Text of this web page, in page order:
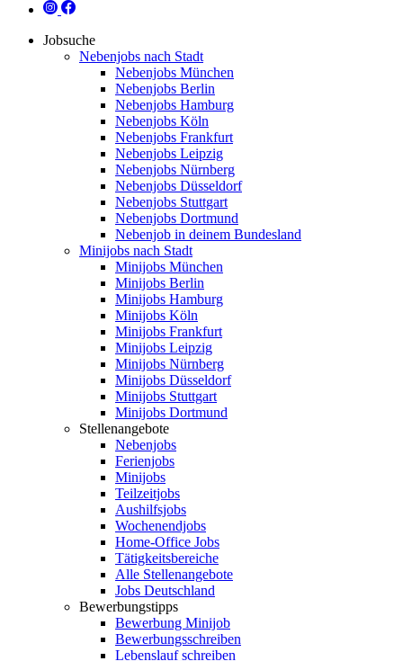
Jobsuche
Nebenjobs nach Stadt
Nebenjobs München
Nebenjobs Berlin
Nebenjobs Hamburg
Nebenjobs Köln
Nebenjobs Frankfurt
Nebenjobs Leipzig
Nebenjobs Nürnberg
Nebenjobs Düsseldorf
Nebenjobs Stuttgart
Nebenjobs Dortmund
Nebenjob in deinem Bundesland
Minijobs nach Stadt
Minijobs München
Minijobs Berlin
Minijobs Hamburg
Minijobs Köln
Minijobs Frankfurt
Minijobs Leipzig
Minijobs Nürnberg
Minijobs Düsseldorf
Minijobs Stuttgart
Minijobs Dortmund
Stellenangebote
Nebenjobs
Ferienjobs
Minijobs
Teilzeitjobs
Aushilfsjobs
Wochenendjobs
Home-Office Jobs
Tätigkeitsbereiche
Alle Stellenangebote
Jobs Deutschland
Bewerbungstipps
Bewerbung Minijob
Bewerbungsschreiben
Lebenslauf schreiben